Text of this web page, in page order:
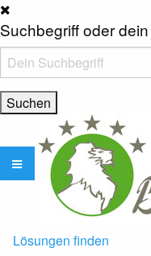
Suchbegriff oder
Lösungen finden